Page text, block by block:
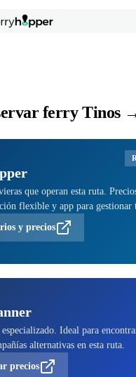
ferry Tinos
que operan esta ruta.
flexible y app para gestionar
y precios
Ideal para
alternativas en esta ruta.
precios